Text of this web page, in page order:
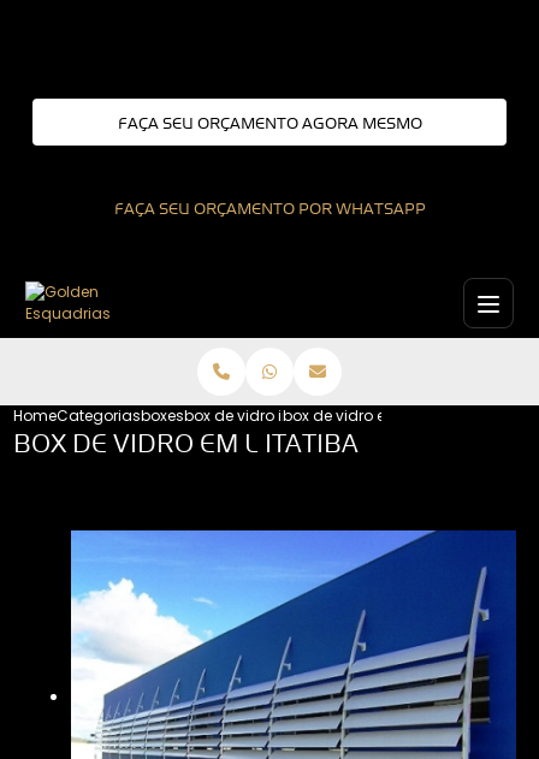
FAÇA SEU ORÇAMENTO AGORA MESMO
FAÇA SEU ORÇAMENTO POR WHATSAPP
HomeCategoriasboxesbox de vidro interior de sao paulo
box de vidro em l itatiba
BOX DE VIDRO EM L ITATIBA